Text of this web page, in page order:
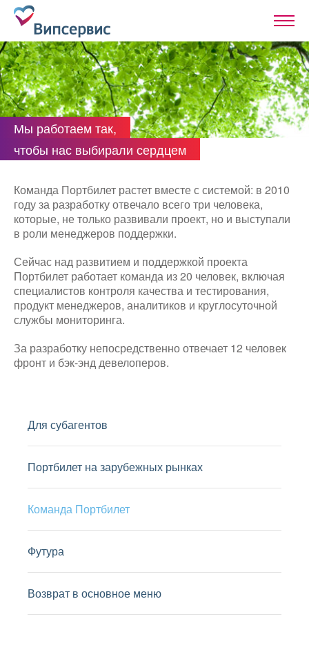
Мы работаем так,
чтобы нас выбирали сердцем
Команда Портбилет растет вместе с системой: в 2010
году за разработку отвечало всего три человека,
которые, не только развивали проект, но и выступали
в роли менеджеров поддержки.
Сейчас над развитием и поддержкой проекта
Портбилет работает команда из 20 человек, включая
специалистов контроля качества и тестирования,
продукт менеджеров, аналитиков и круглосуточной
службы мониторинга.
За разработку непосредственно отвечает 12 человек
фронт и бэк-энд девелоперов.
Для субагентов
Портбилет на зарубежных рынках
Команда Портбилет
Футура
Возврат в основное меню